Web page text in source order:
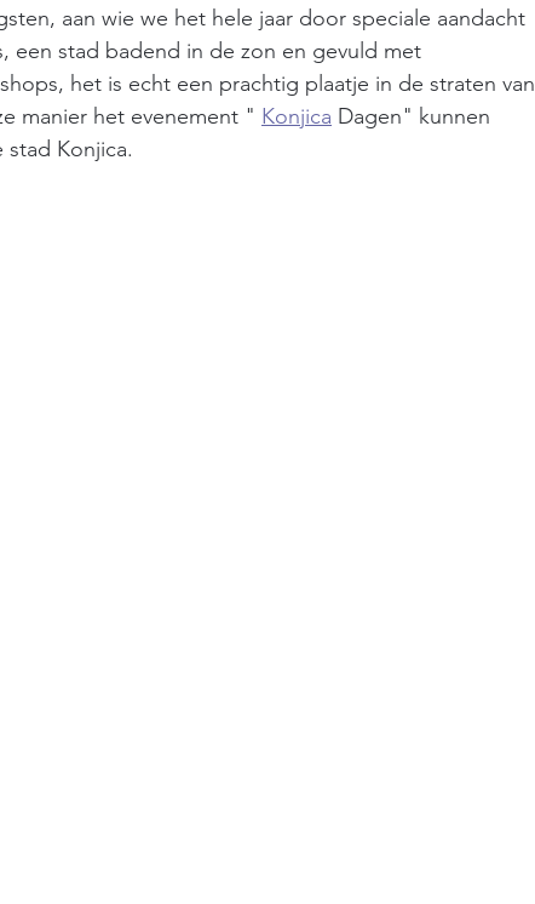
aan wie we het hele jaar door speciale aandacht
een stad badend in de zon en gevuld met
het is echt een prachtig plaatje in de straten van
manier het evenement " Konjica Dagen" kunnen
stad Konjica.